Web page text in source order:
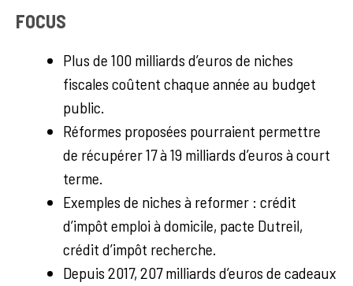
FOCUS
Plus de 100 milliards d’euros de niches
fiscales coûtent chaque année au budget
public.
Réformes proposées pourraient permettre
de récupérer 17 à 19 milliards d’euros à court
terme.
Exemples de niches à reformer : crédit
d’impôt emploi à domicile, pacte Dutreil,
crédit d’impôt recherche.
Depuis 2017, 207 milliards d’euros de cadeaux